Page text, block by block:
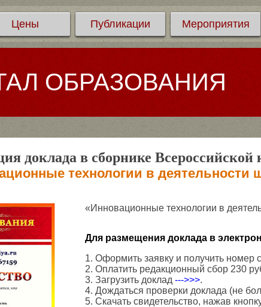
Цены Публикации Мероприятия
ОБРАЗОВАНИЯ
доклада в сборнике
технологии в деятельности
«Инновационные технологии в
Для размещения доклада в
1. Оформить заявку и получить номер
2. Оплатить редакционный сбор 230
3. Загрузить доклад --->>>.
4. Дождаться проверки доклада (не
5. Скачать свидетельство, нажав